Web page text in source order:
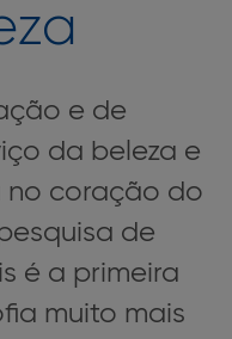
e de
da beleza e
no coração do
de
é a primeira
muito mais